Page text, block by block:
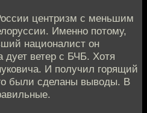
центризм с меньшим
Именно потому,
националист он
дует ветер с БЧБ. Хотя
И получил горящий
были сделаны выводы. В